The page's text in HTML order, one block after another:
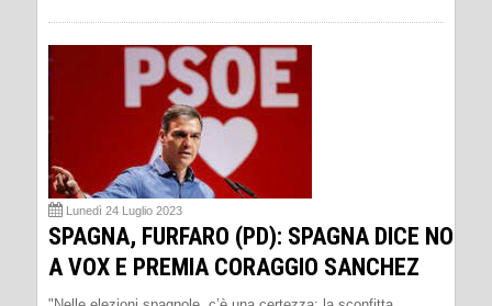
Lunedì 24 Luglio 2023
SPAGNA, FURFARO (PD): SPAGNA DICE NO
A VOX E PREMIA CORAGGIO SANCHEZ